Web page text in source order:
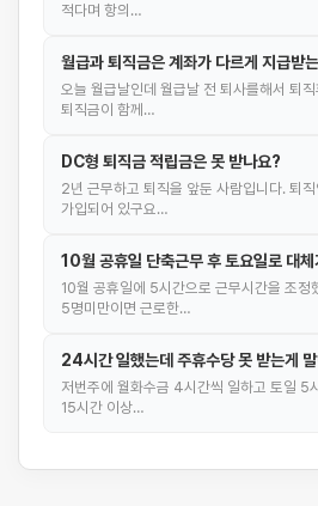
적다며 항의…
월급과 퇴직금은 계좌가 다르게 지급받
오늘 월급날인데 월급날 전 퇴사를해서 퇴
퇴직금이 함께…
DC형 퇴직금 적립금은 못 받나요?
2년 근무하고 퇴직을 앞둔 사람입니다. 퇴
가입되어 있구요…
10월 공휴일 단축근무 후 토요일로 대
10월 공휴일에 5시간으로 근무시간을 조정
5명미만이면 근로한…
24시간 일했는데 주휴수당 못 받는게
저번주에 월화수금 4시간씩 일하고 토일 5
15시간 이상…